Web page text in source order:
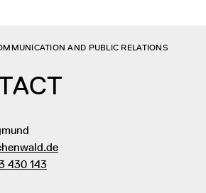
AND PUBLIC RELATIONS
430 143